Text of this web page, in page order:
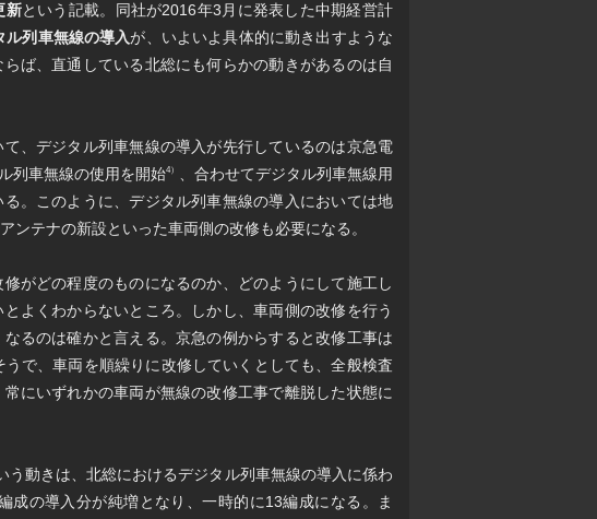
新という記載。同社が2016年3月に発表した中期経営計
ル列車無線の導入が、いよいよ具体的に動き出すような
ば、直通している北総にも何らかの動きがあるのは自
、デジタル列車無線の導入が先行しているのは京急電
列車無線の使用を開始4）
、合わせてデジタル列車無線用
。このように、デジタル列車無線の導入においては地
ンテナの新設といった車両側の改修も必要になる。
がどの程度のものになるのか、どのようにして施工し
よくわからないところ。しかし、車両側の改修を行う
るのは確かと言える。京急の例からすると改修工事は
で、車両を順繰りに改修していくとしても、全般検査
にいずれかの車両が無線の改修工事で離脱した状態に
動きは、北総におけるデジタル列車無線の導入に係わ
成の導入分が純増となり、一時的に13編成になる。ま